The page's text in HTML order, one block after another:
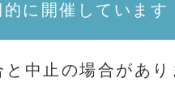
的に開催しています
中止の場合があり